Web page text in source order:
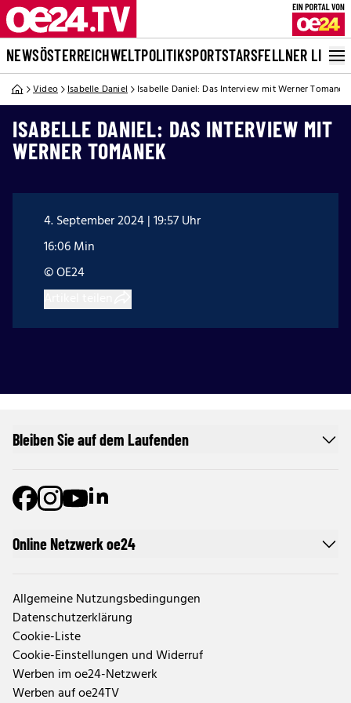
NEWSÖSTERREICHWELTPOLITIKSPORTSTARSFELLNER LIVE
Video Isabelle Daniel Isabelle Daniel: Das Interview mit Werner Tomanek
ISABELLE DANIEL: DAS INTERVIEW MIT
WERNER TOMANEK
4. September 2024 | 19:57 Uhr
16:06 Min
© OE24
Online Netzwerk oe24
Allgemeine Nutzungsbedingungen
Datenschutzerklärung
Cookie-Liste
Cookie-Einstellungen und Widerruf
Werben im oe24-Netzwerk
Werben auf oe24TV
Bleiben Sie auf dem Laufenden